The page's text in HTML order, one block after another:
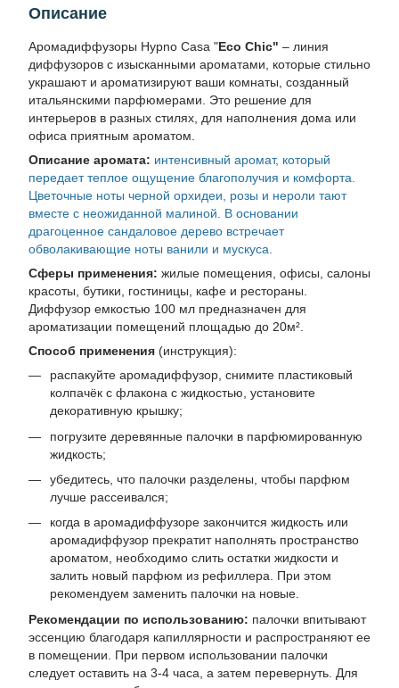
Описание
Аромадиффузоры Hypno Casa "Eco Chic" – линия
диффузоров с изысканными ароматами, которые стильно
украшают и ароматизируют ваши комнаты, созданный
итальянскими парфюмерами. Это решение для
интерьеров в разных стилях, для наполнения дома или
офиса приятным ароматом.
Описание аромата: интенсивный аромат, который
передает теплое ощущение благополучия и комфорта.
Цветочные ноты черной орхидеи, розы и нероли тают
вместе с неожиданной малиной. В основании
драгоценное сандаловое дерево встречает
обволакивающие ноты ванили и мускуса.
Сферы применения: жилые помещения, офисы, салоны
красоты, бутики, гостиницы, кафе и рестораны.
Диффузор емкостью 100 мл предназначен для
ароматизации помещений площадью до 20м².
Способ применения (инструкция):
распакуйте аромадиффузор, снимите пластиковый
колпачёк с флакона с жидкостью, установите
декоративную крышку;
погрузите деревянные палочки в парфюмированную
жидкость;
убедитесь, что палочки разделены, чтобы парфюм
лучше рассеивался;
когда в аромадиффузоре закончится жидкость или
аромадиффузор прекратит наполнять пространство
ароматом, необходимо слить остатки жидкости и
залить новый парфюм из рефиллера. При этом
рекомендуем заменить палочки на новые.
Рекомендации по использованию: палочки впитывают
эссенцию благодаря капиллярности и распространяют ее
в помещении. При первом использовании палочки
следует оставить на 3-4 часа, а затем перевернуть. Для